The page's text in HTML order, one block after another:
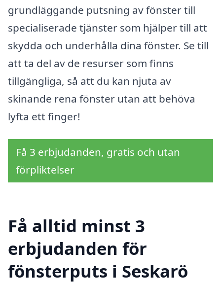
grundläggande putsning av fönster till
specialiserade tjänster som hjälper till att
skydda och underhålla dina fönster. Se till
att ta del av de resurser som finns
tillgängliga, så att du kan njuta av
skinande rena fönster utan att behöva
lyfta ett finger!
Få 3 erbjudanden, gratis och utan
förpliktelser
Få alltid minst 3
erbjudanden för
fönsterputs i Seskarö